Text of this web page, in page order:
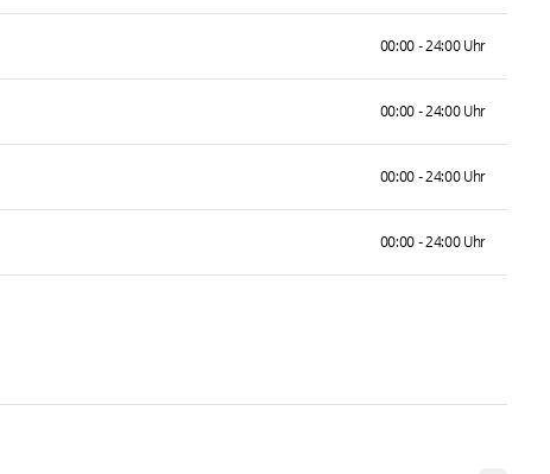
00:00 - 24:00 Uhr
00:00 - 24:00 Uhr
00:00 - 24:00 Uhr
00:00 - 24:00 Uhr